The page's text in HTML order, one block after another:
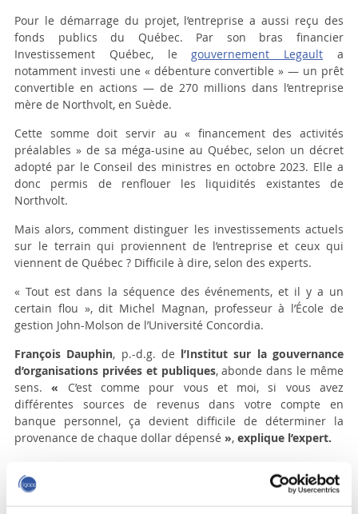
Pour le démarrage du projet, l’entreprise a aussi reçu des
fonds publics du Québec. Par son bras financier
Investissement Québec, le gouvernement Legault a
notamment investi une « débenture convertible » — un prêt
convertible en actions — de 270 millions dans l’entreprise
mère de Northvolt, en Suède.
Cette somme doit servir au « financement des activités
préalables » de sa méga-usine au Québec, selon un décret
adopté par le Conseil des ministres en octobre 2023. Elle a
donc permis de renflouer les liquidités existantes de
Northvolt.
Mais alors, comment distinguer les investissements actuels
sur le terrain qui proviennent de l’entreprise et ceux qui
viennent de Québec ? Difficile à dire, selon des experts.
« Tout est dans la séquence des événements, et il y a un
certain flou », dit Michel Magnan, professeur à l’École de
gestion John-Molson de l’Université Concordia.
François Dauphin, p.-d.g. de l’Institut sur la gouvernance
d’organisations privées et publiques, abonde dans le même
sens.« C’est comme pour vous et moi, si vous avez
différentes sources de revenus dans votre compte en
banque personnel, ça devient difficile de déterminer la
provenance de chaque dollar dépensé », explique l’expert.
mis par l’entreprise elle-même pour tout le développement